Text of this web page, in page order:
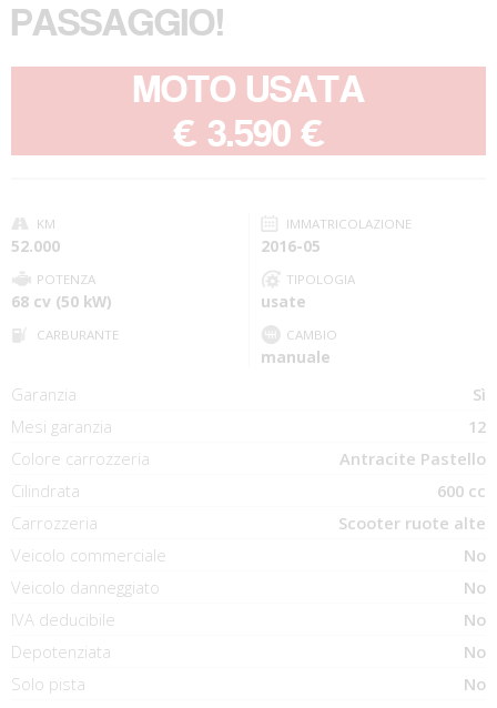
PASSAGGIO!
MOTO USATA
€ 3.590 €
KM
52.000
IMMATRICOLAZIONE
2016-05
POTENZA
68 cv (50 kW)
TIPOLOGIA
usate
CARBURANTE CAMBIO
manuale
Garanzia
Sì
Mesi garanzia
12
Colore carrozzeria
Antracite Pastello
Cilindrata
600 cc
Carrozzeria
Scooter ruote alte
Veicolo commerciale
No
Veicolo danneggiato
No
IVA deducibile
No
Depotenziata
No
Solo pista
No